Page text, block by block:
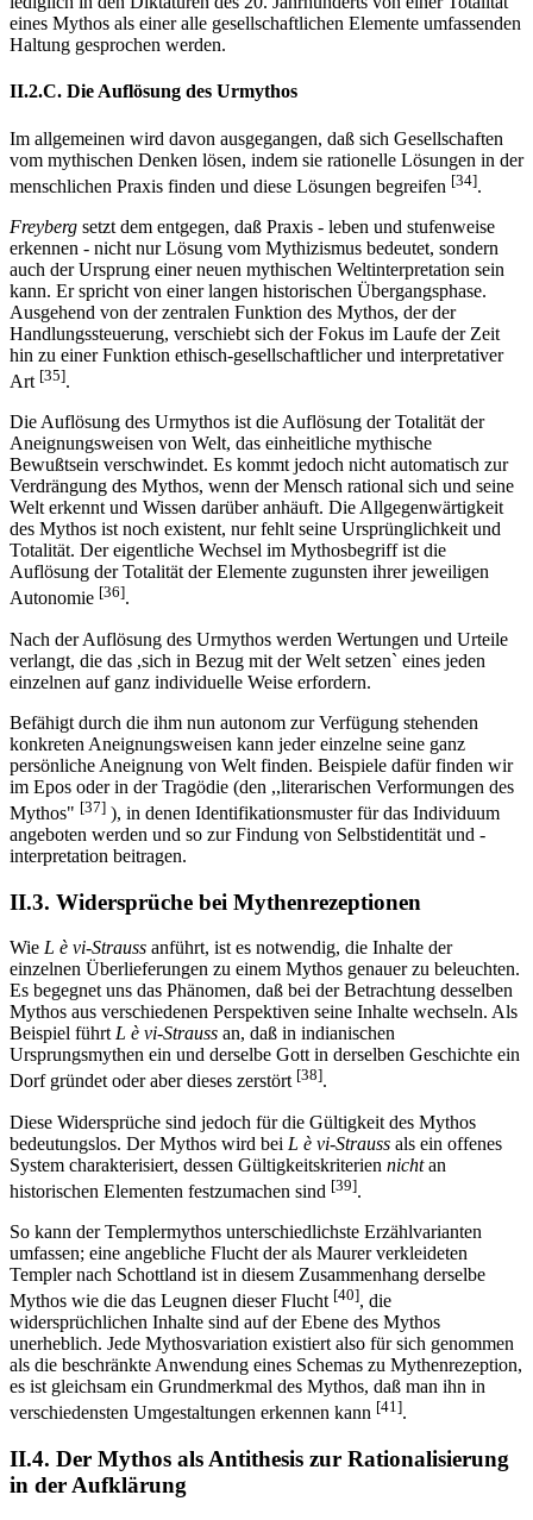
eines Mythos als einer alle gesellschaftlichen Elemente umfassenden
Haltung gesprochen werden.
II.2.C. Die Auflösung des Urmythos
Im allgemeinen wird davon ausgegangen, daß sich Gesellschaften
vom mythischen Denken lösen, indem sie rationelle Lösungen in der
menschlichen Praxis finden und diese Lösungen begreifen [34].
Freyberg setzt dem entgegen, daß Praxis - leben und stufenweise
erkennen - nicht nur Lösung vom Mythizismus bedeutet, sondern
auch der Ursprung einer neuen mythischen Weltinterpretation sein
kann. Er spricht von einer langen historischen Übergangsphase.
Ausgehend von der zentralen Funktion des Mythos, der der
Handlungssteuerung, verschiebt sich der Fokus im Laufe der Zeit
hin zu einer Funktion ethisch-gesellschaftlicher und interpretativer
Art [35].
Die Auflösung des Urmythos ist die Auflösung der Totalität der
Aneignungsweisen von Welt, das einheitliche mythische
Bewußtsein verschwindet. Es kommt jedoch nicht automatisch zur
Verdrängung des Mythos, wenn der Mensch rational sich und seine
Welt erkennt und Wissen darüber anhäuft. Die Allgegenwärtigkeit
des Mythos ist noch existent, nur fehlt seine Ursprünglichkeit und
Totalität. Der eigentliche Wechsel im Mythosbegriff ist die
Auflösung der Totalität der Elemente zugunsten ihrer jeweiligen
Autonomie [36].
Nach der Auflösung des Urmythos werden Wertungen und Urteile
verlangt, die das ,sich in Bezug mit der Welt setzen` eines jeden
einzelnen auf ganz individuelle Weise erfordern.
Befähigt durch die ihm nun autonom zur Verfügung stehenden
konkreten Aneignungsweisen kann jeder einzelne seine ganz
persönliche Aneignung von Welt finden. Beispiele dafür finden wir
im Epos oder in der Tragödie (den ,,literarischen Verformungen des
Mythos" [37] ), in denen Identifikationsmuster für das Individuum
angeboten werden und so zur Findung von Selbstidentität und -
interpretation beitragen.
II.3. Widersprüche bei Mythenrezeptionen
Wie L è vi-Strauss anführt, ist es notwendig, die Inhalte der
einzelnen Überlieferungen zu einem Mythos genauer zu beleuchten.
Es begegnet uns das Phänomen, daß bei der Betrachtung desselben
Mythos aus verschiedenen Perspektiven seine Inhalte wechseln. Als
Beispiel führt L è vi-Strauss an, daß in indianischen
Ursprungsmythen ein und derselbe Gott in derselben Geschichte ein
Dorf gründet oder aber dieses zerstört [38].
Diese Widersprüche sind jedoch für die Gültigkeit des Mythos
bedeutungslos. Der Mythos wird bei L è vi-Strauss als ein offenes
System charakterisiert, dessen Gültigkeitskriterien nichtan
historischen Elementen festzumachen sind [39].
So kann der Templermythos unterschiedlichste Erzählvarianten
umfassen; eine angebliche Flucht der als Maurer verkleideten
Templer nach Schottland ist in diesem Zusammenhang derselbe
Mythos wie die das Leugnen dieser Flucht [40], die
widersprüchlichen Inhalte sind auf der Ebene des Mythos
unerheblich. Jede Mythosvariation existiert also für sich genommen
als die beschränkte Anwendung eines Schemas zu Mythenrezeption,
es ist gleichsam ein Grundmerkmal des Mythos, daß man ihn in
verschiedensten Umgestaltungen erkennen kann [41].
II.4. Der Mythos als Antithesis zur Rationalisierung
in der Aufklärung